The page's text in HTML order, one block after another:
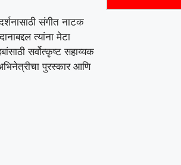
संगीत नाटक
त्यांना मेटा
सर्वोत्कृष्ट सहाय्यक
पुरस्कार आणि